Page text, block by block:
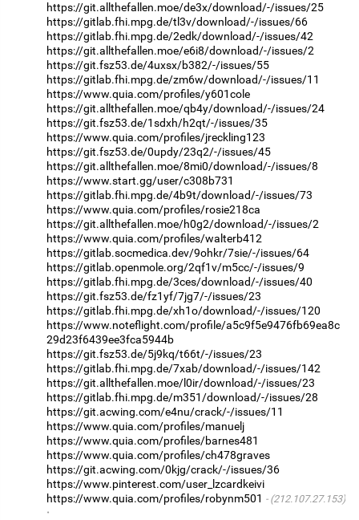
https://git.allthefallen.moe/de3x/download/-/issues/25
https://gitlab.fhi.mpg.de/tl3v/download/-/issues/66
https://gitlab.fhi.mpg.de/2edk/download/-/issues/42
https://git.allthefallen.moe/e6i8/download/-/issues/2
https://git.fsz53.de/4uxsx/b382/-/issues/55
https://gitlab.fhi.mpg.de/zm6w/download/-/issues/11
https://www.quia.com/profiles/y601cole
https://git.allthefallen.moe/qb4y/download/-/issues/24
https://git.fsz53.de/1sdxh/h2qt/-/issues/35
https://www.quia.com/profiles/jreckling123
https://git.fsz53.de/0updy/23q2/-/issues/45
https://git.allthefallen.moe/8mi0/download/-/issues/8
https://www.start.gg/user/c308b731
https://gitlab.fhi.mpg.de/4b9t/download/-/issues/73
https://www.quia.com/profiles/rosie218ca
https://git.allthefallen.moe/h0g2/download/-/issues/2
https://www.quia.com/profiles/walterb412
https://gitlab.socmedica.dev/9ohkr/7sie/-/issues/64
https://gitlab.openmole.org/2qf1v/m5cc/-/issues/9
https://gitlab.fhi.mpg.de/3ces/download/-/issues/40
https://git.fsz53.de/fz1yf/7jg7/-/issues/23
https://gitlab.fhi.mpg.de/xh1o/download/-/issues/120
https://www.noteflight.com/profile/a5c9f5e9476fb69ea8c
29d23f6439ee3fca5944b
https://git.fsz53.de/5j9kq/t66t/-/issues/23
https://gitlab.fhi.mpg.de/7xab/download/-/issues/142
https://git.allthefallen.moe/l0ir/download/-/issues/23
https://gitlab.fhi.mpg.de/m351/download/-/issues/28
https://git.acwing.com/e4nu/crack/-/issues/11
https://www.quia.com/profiles/manuelj
https://www.quia.com/profiles/barnes481
https://www.quia.com/profiles/ch478graves
https://git.acwing.com/0kjg/crack/-/issues/36
https://www.pinterest.com/user_lzcardkeivi
https://www.quia.com/profiles/robynm501
(212.107.27.153)
·